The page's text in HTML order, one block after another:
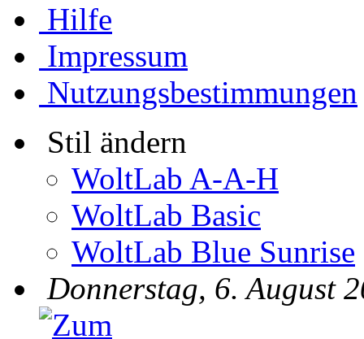
Hilfe
Impressum
Nutzungsbestimmungen
Stil ändern
WoltLab A-A-H
WoltLab Basic
WoltLab Blue Sunrise
Donnerstag, 6. August